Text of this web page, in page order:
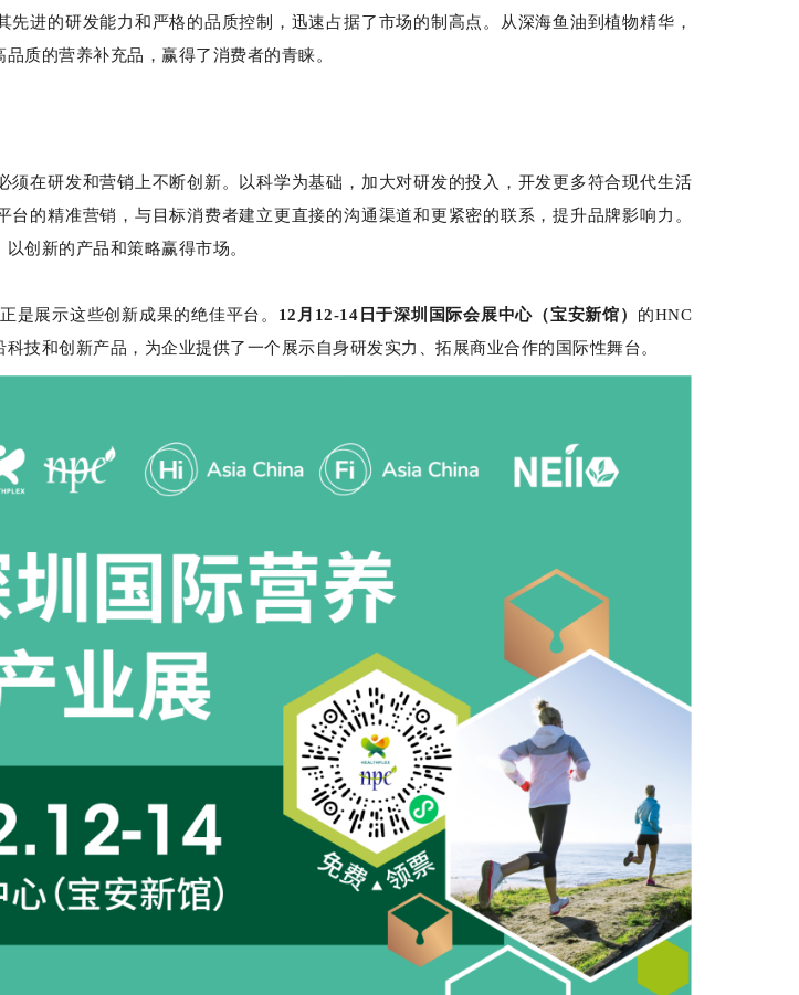
进的研发能力和严格的品质控制，迅速占据了市场的制高点。从深海鱼油到植物精华，
质的营养补充品，赢得了消费者的青睐。
须在研发和营销上不断创新。以科学为基础，加大对研发的投入，开发更多符合现代生活
的精准营销，与目标消费者建立更直接的沟通渠道和更紧密的联系，提升品牌影响力。
创新的产品和策略赢得市场。
是展示这些创新成果的绝佳平台。 12月12-14日于深圳国际会展中心（宝安新馆） 的HNC
技和创新产品，为企业提供了一个展示自身研发实力、拓展商业合作的国际性舞台。